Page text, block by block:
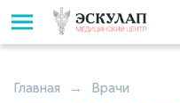
Главная Врачи